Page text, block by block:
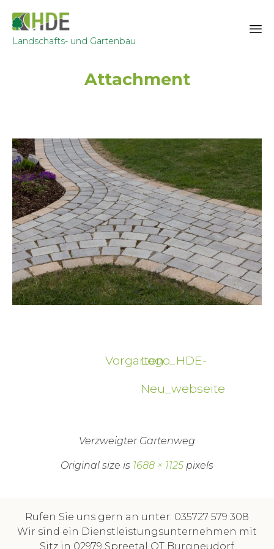
Landschafts- und Gartenbau
Attachment
VorgartenLogo_HDE-
Neu_webseite
Verzweigter Gartenweg
Original size is 1688 × 1125 pixels
Rufen Sie uns gern an unter: 035727 579 308
Wir sind ein Dienstleistungsunternehmen mit
Sitz in 02979 Spreetal OT Burgneudorf